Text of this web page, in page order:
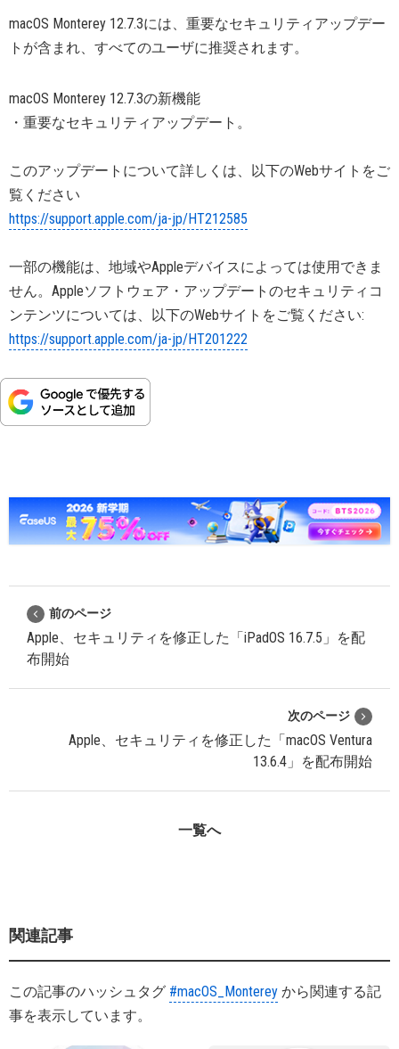
macOS Monterey 12.7.3には、重要なセキュリティアップデー
トが含まれ、すべてのユーザに推奨されます。
macOS Monterey 12.7.3の新機能
・重要なセキュリティアップデート。
このアップデートについて詳しくは、以下のWebサイトをご
覧ください
https://support.apple.com/ja-jp/HT212585
一部の機能は、地域やAppleデバイスによっては使用できま
せん。Appleソフトウェア・アップデートのセキュリティコ
ンテンツについては、以下のWebサイトをご覧ください:
https://support.apple.com/ja-jp/HT201222
前のページ
Apple、セキュリティを修正した「iPadOS 16.7.5」を配
布開始
次のページ
Apple、セキュリティを修正した「macOS Ventura
13.6.4」を配布開始
一覧へ
関連記事
この記事のハッシュタグ #macOS_Monterey から関連する記
事を表示しています。